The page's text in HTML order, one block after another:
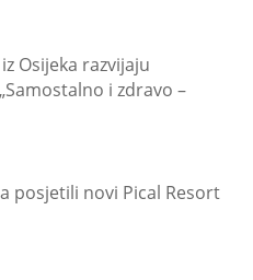
Osijeka razvijaju
i zdravo –
posjetili novi Pical Resort